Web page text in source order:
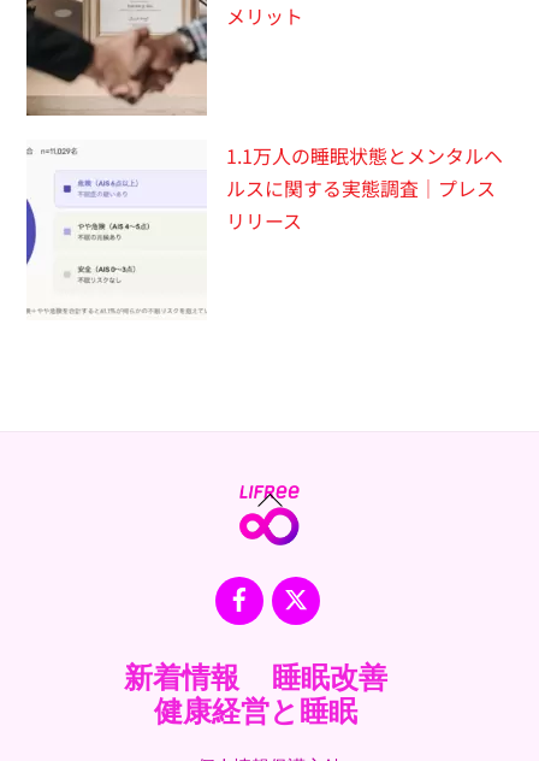
メリット
1.1万人の睡眠状態とメンタルヘ
ルスに関する実態調査｜プレス
リリース
Back
To
Facebook
X
新着情報
睡眠改善
健康経営と睡眠